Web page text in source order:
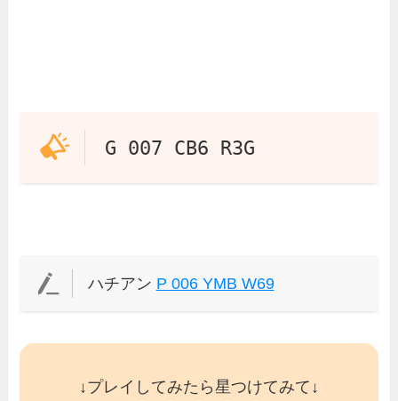
G 007 CB6 R3G
ハチアン P 006 YMB W69
↓プレイしてみたら星つけてみて↓